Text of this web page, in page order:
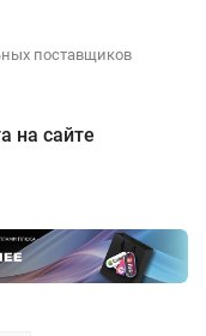
поставщиков
на сайте